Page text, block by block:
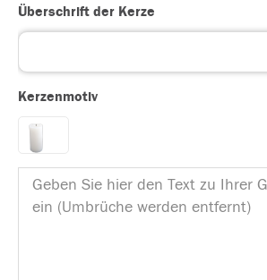
Überschrift der Kerze
Kerzenmotiv